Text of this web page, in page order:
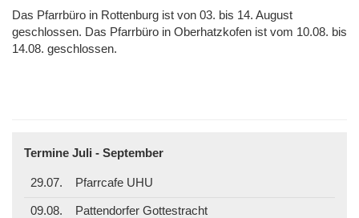
Das Pfarrbüro in Rottenburg ist von 03. bis 14. August
geschlossen. Das Pfarrbüro in Oberhatzkofen ist vom 10.08. bis
14.08. geschlossen.
Termine Juli - September
29.07. Pfarrcafe UHU
09.08. Pattendorfer Gottestracht